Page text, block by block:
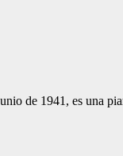
de 1941, es una